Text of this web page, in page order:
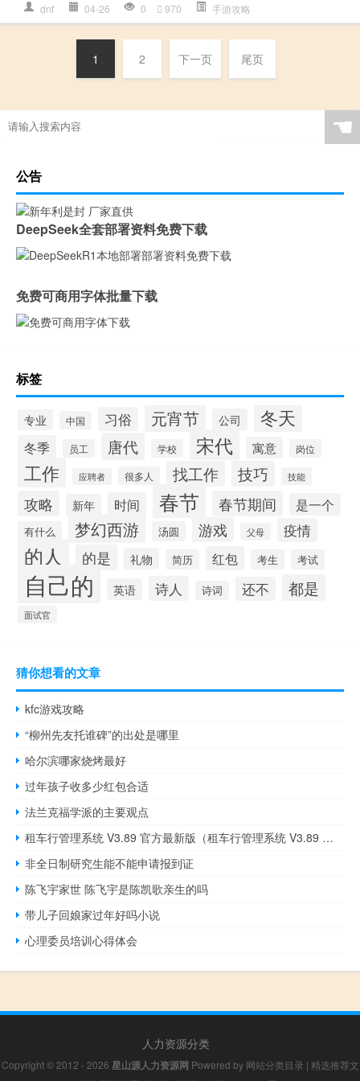
dnf 04-26 0 970 手游攻略
1 2 下一页 尾页
☚
公告
DeepSeek全套部署资料免费下载
免费可商用字体批量下载
标签
专业 中国 习俗 元宵节 公司 冬天
冬季 员工 唐代 学校 宋代 寓意 岗位
工作 应聘者 很多人 找工作 技巧 技能
攻略 新年 时间 春节 春节期间 是一个
有什么 梦幻西游 汤圆 游戏 父母 疫情
的人 的是 礼物 简历 红包 考生 考试
自己的 英语 诗人 诗词 还不 都是
面试官
猜你想看的文章
kfc游戏攻略
“柳州先友托谁碑”的出处是哪里
哈尔滨哪家烧烤最好
过年孩子收多少红包合适
法兰克福学派的主要观点
租车行管理系统 V3.89 官方最新版（租车行管理系统 V3.89 官方最新版功能简介）
非全日制研究生能不能申请报到证
陈飞宇家世 陈飞宇是陈凯歌亲生的吗
带儿子回娘家过年好吗小说
心理委员培训心得体会
人力资源分类
Copyright © 2012 - 2026 星山源人力资源网 Powered by 网站分类目录 | 精选推荐文